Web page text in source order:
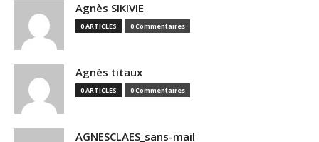
Agnès SIKIVIE
0 ARTICLES 0 Commentaires
Agnès titaux
0 ARTICLES 0 Commentaires
AGNESCLAES_sans-mail